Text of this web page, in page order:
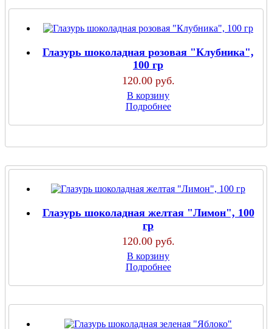
Глазурь шоколадная розовая "Клубника",
100 гр
120.00 руб.
В корзину
Подробнее
Глазурь шоколадная желтая "Лимон", 100
гр
120.00 руб.
В корзину
Подробнее